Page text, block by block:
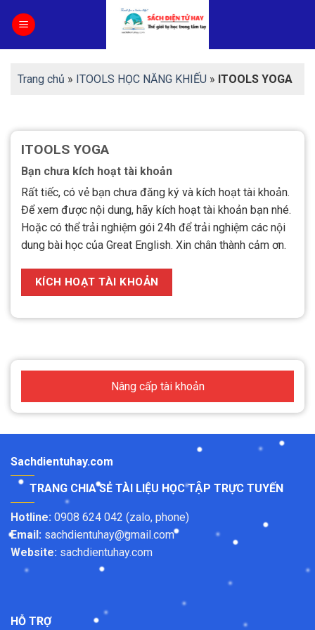
Trang chủ » ITOOLS HỌC NĂNG KHIẾU » ITOOLS YOGA
ITOOLS YOGA
Bạn chưa kích hoạt tài khoản
Rất tiếc, có vẻ bạn chưa đăng ký và kích hoạt tài khoản.
Để xem được nội dung, hãy kích hoạt tài khoản bạn nhé.
Hoặc có thể trải nghiệm gói 24h để trải nghiệm các nội
dung bài học của Great English. Xin chân thành cảm ơn.
KÍCH HOẠT TÀI KHOẢN
Nâng cấp tài khoản
Sachdientuhay.com
TRANG CHIA SẺ TÀI LIỆU HỌC TẬP TRỰC TUYẾN
Hotline: 0908 624 042 (zalo, phone)
Email: sachdientuhay@gmail.com
Website: sachdientuhay.com
HỖ TRỢ